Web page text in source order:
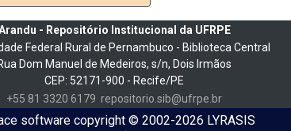
- Repositório Institucional da UFRPE
Federal Rural de Pernambuco - Biblioteca Central
Dom Manuel de Medeiros, s/n, Dois Irmãos
CEP: 52171-900 - Recife/PE
+55 81 3320 6179 repositorio.sib@ufrpe.br
softwarecopyright © 2002-2026 LYRASIS